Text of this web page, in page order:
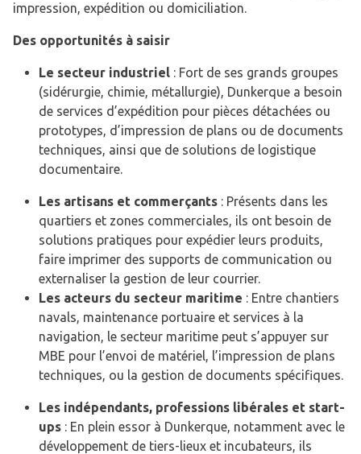
impression, expédition ou domiciliation.
Des opportunités à saisir
Le secteur industriel : Fort de ses grands groupes
(sidérurgie, chimie, métallurgie), Dunkerque a besoin
de services d’expédition pour pièces détachées ou
prototypes, d’impression de plans ou de documents
techniques, ainsi que de solutions de logistique
documentaire.
Les artisans et commerçants : Présents dans les
quartiers et zones commerciales, ils ont besoin de
solutions pratiques pour expédier leurs produits,
faire imprimer des supports de communication ou
externaliser la gestion de leur courrier.
Les acteurs du secteur maritime : Entre chantiers
navals, maintenance portuaire et services à la
navigation, le secteur maritime peut s’appuyer sur
MBE pour l’envoi de matériel, l’impression de plans
techniques, ou la gestion de documents spécifiques.
Les indépendants, professions libérales et start-
ups : En plein essor à Dunkerque, notamment avec le
développement de tiers-lieux et incubateurs, ils